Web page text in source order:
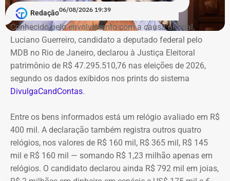
Redação06/08/2026 19:39
Conhecido pelo envolvimento com a causa animal,
Luciano Guerreiro, candidato a deputado federal pelo
MDB no Rio de Janeiro, declarou à Justiça Eleitoral
patrimônio de R$ 47.295.510,76 nas eleições de 2026,
segundo os dados exibidos nos prints do sistema
DivulgaCandContas.
Entre os bens informados está um relógio avaliado em R$
400 mil. A declaração também registra outros quatro
relógios, nos valores de R$ 160 mil, R$ 365 mil, R$ 145
mil e R$ 160 mil — somando R$ 1,23 milhão apenas em
relógios. O candidato declarou ainda R$ 792 mil em joias,